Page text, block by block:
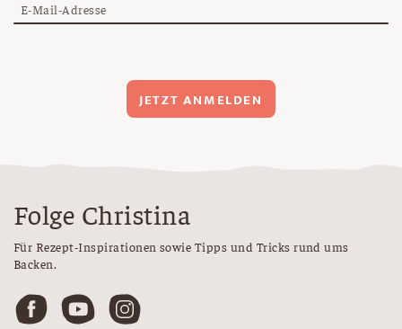
E-Mail-Adresse
JETZT ANMELDEN
Folge Christina
Für Rezept-Inspirationen sowie Tipps und Tricks rund ums
Backen.